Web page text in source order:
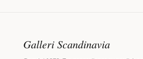
Galleri Scandinavia